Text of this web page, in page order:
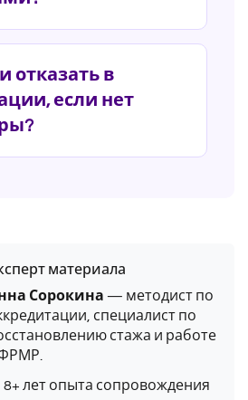
отказать в
если нет
материала
Сорокина — методист по
специалист по
стажа и работе
8+ лет опыта сопровождения